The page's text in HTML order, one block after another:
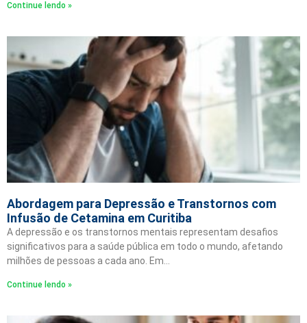
Continue lendo »
Abordagem para Depressão e Transtornos com
Infusão de Cetamina em Curitiba
A depressão e os transtornos mentais representam desafios
significativos para a saúde pública em todo o mundo, afetando
milhões de pessoas a cada ano. Em…
Continue lendo »